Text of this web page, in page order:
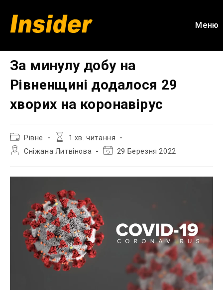
вмісту
Меню
За минулу добу на
Рівненщині додалося 29
хворих на коронавірус
Категорія
запису:
Рівне
Час
1 хв. читання
АвторСніжана Литвінова
Остання29 Березня 2022